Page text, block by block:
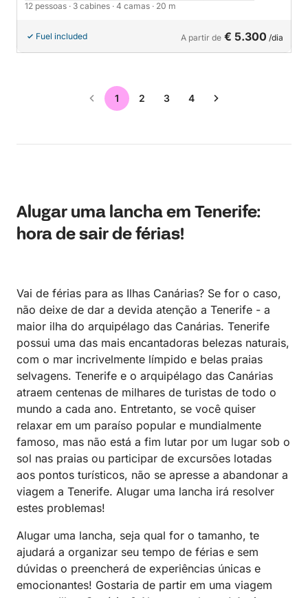
12 pessoas · 3 cabines · 4 camas · 20 m
Fuel included A partir de € 5.300 /dia
1 2 3 4
Alugar uma lancha em Tenerife:
hora de sair de férias!
Vai de férias para as Ilhas Canárias? Se for o caso,
não deixe de dar a devida atenção a Tenerife - a
maior ilha do arquipélago das Canárias. Tenerife
possui uma das mais encantadoras belezas naturais,
com o mar incrivelmente límpido e belas praias
selvagens. Tenerife e o arquipélago das Canárias
atraem centenas de milhares de turistas de todo o
mundo a cada ano. Entretanto, se você quiser
relaxar em um paraíso popular e mundialmente
famoso, mas não está a fim lutar por um lugar sob o
sol nas praias ou participar de excursões lotadas
aos pontos turísticos, não se apresse a abandonar a
viagem a Tenerife. Alugar uma lancha irá resolver
estes problemas!
Alugar uma lancha, seja qual for o tamanho, te
ajudará a organizar seu tempo de férias e sem
dúvidas o preencherá de experiências únicas e
emocionantes! Gostaria de partir em uma viagem